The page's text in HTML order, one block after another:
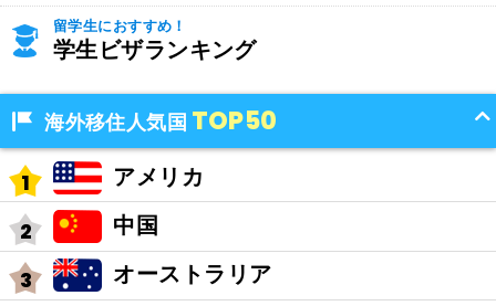
留学生におすすめ！
学生ビザランキング
海外移住人気国 TOP50
アメリカ
中国
オーストラリア